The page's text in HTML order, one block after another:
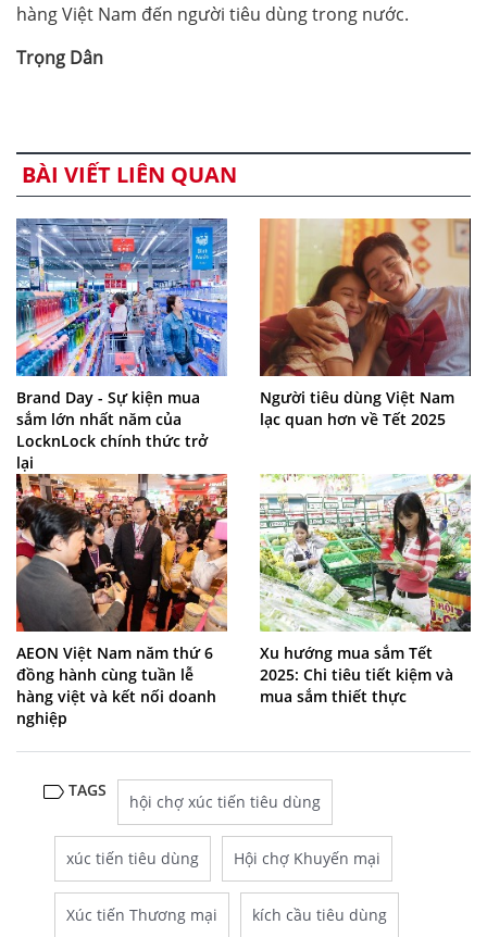
hàng Việt Nam đến người tiêu dùng trong nước.
Trọng Dân
BÀI VIẾT LIÊN QUAN
Brand Day - Sự kiện mua
sắm lớn nhất năm của
LocknLock chính thức trở
lại
Người tiêu dùng Việt Nam
lạc quan hơn về Tết 2025
AEON Việt Nam năm thứ 6
đồng hành cùng tuần lễ
hàng việt và kết nối doanh
nghiệp
Xu hướng mua sắm Tết
2025: Chi tiêu tiết kiệm và
mua sắm thiết thực
TAGS
hội chợ xúc tiến tiêu dùng
xúc tiến tiêu dùng Hội chợ Khuyến mại
Xúc tiến Thương mại kích cầu tiêu dùng